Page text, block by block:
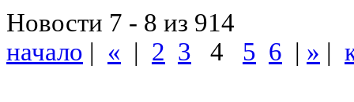
Новости 7 - 8 из 914
начало | « | 2 3 4 5 6 | » |